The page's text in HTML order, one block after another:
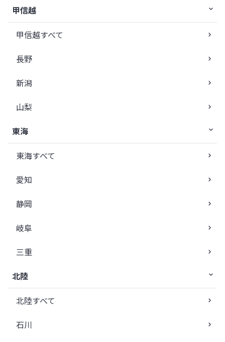
甲信越
甲信越すべて
長野
新潟
山梨
東海
東海すべて
愛知
静岡
岐阜
三重
北陸
北陸すべて
石川